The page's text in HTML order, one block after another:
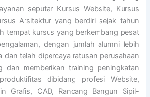
seputar Kursus Website, Kursus
Arsitektur yang berdiri sejak tahun
tempat kursus yang berkembang pesat
dengan jumlah alumni lebih
dan telah dipercaya ratusan perusahaan
dan memberikan training peningkatan
dibidang profesi Website,
Grafis, CAD, Rancang Bangun Sipil-